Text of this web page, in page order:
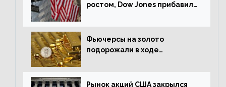
ростом, Dow Jones прибавил
Фьючерсы на золото
подорожали в ходе
Рынок акций США закрылся